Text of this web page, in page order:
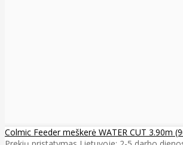
Colmic Feeder meškerė WATER CUT 3.90m